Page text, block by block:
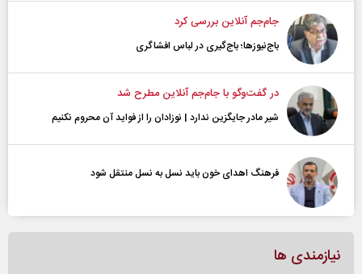
جام‌جم آنلاین بررسی کرد
باج‌نیوزها؛ باج‌گیری در لباس افشاگری
در گفت‌و‌گو با جام‌جم آنلاین مطرح شد
شیر مادر جایگزین ندارد | نوزادان را از فواید آن محروم نکنیم
فرهنگ اهدای خون باید نسل به نسل منتقل شود
نیازمندی ها